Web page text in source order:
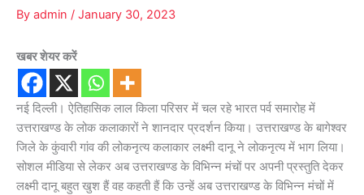
By admin / January 30, 2023
खबर शेयर करें
नई दिल्ली। ऐतिहासिक लाल किला परिसर में चल रहे भारत पर्व समारोह में
उत्तराखण्ड के लोक कलाकारों ने शानदार प्रदर्शन किया। उत्तराखण्ड के बागेश्वर
जिले के कुंवारी गांव की लोकनृत्य कलाकार लक्ष्मी दानू ने लोकनृत्य में भाग लिया।
सोशल मीडिया से लेकर अब उत्तराखण्ड के विभिन्न मंचों पर अपनी प्रस्तुति देकर
लक्ष्मी दानू बहुत खुश हैं वह कहती हैं कि उन्हें अब उत्तराखण्ड के विभिन्न मंचों में